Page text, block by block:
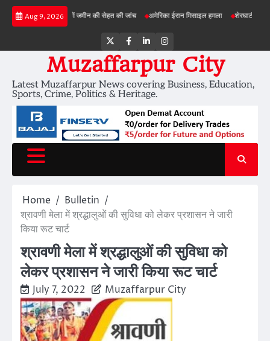
Skip
Aug 9, 2026
परियोजनाओं में जमीन की सेहत की जांच अमेरिका ईरान मिसाइल हमला शेरघाटी छात्रा दुष्कर्म
Twitter
Facebook
LinkedInInstagram
Muzaffarpur City
Latest Muzaffarpur News covering Business, Education,
Sports, Crime, Politics & Heritage.
Home
Bulletin
श्रावणी मेला में श्रद्धालुओं की सुविधा को लेकर प्रशासन ने जारी
किया रूट चार्ट
श्रावणी मेला में श्रद्धालुओं की सुविधा को
लेकर प्रशासन ने जारी किया रूट चार्ट
July 7, 2022 Muzaffarpur City